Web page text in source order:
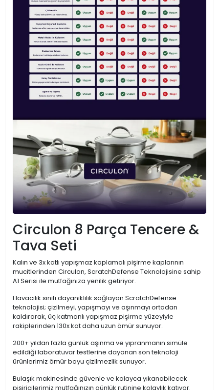
Circulon 8 Parça Tencere &
Tava Seti
Kalın ve 3x katlı yapışmaz kaplamalı pişirme kaplarının
mucitlerinden Circulon, ScratchDefense Teknolojisine sahip
A1 Serisi ile mutfağınıza yenilik getiriyor.
Havacılık sınıfı dayanıklılık sağlayan ScratchDefense
teknolojisi; çizilmeyi, yapışmayı ve aşınmayı ortadan
kaldırarak, üç katmanlı yapışmaz pişirme yüzeyiyle
rakiplerinden 130x kat daha uzun ömür sunuyor.
200+ yıldan fazla günlük aşınma ve yıpranmanın simüle
edildiği laboratuvar testlerine dayanan son teknoloji
ürünlerimiz ömür boyu çizilmezlik sunuyor.
Bulaşık makinesinde güvenle ve kolayca yıkanabilecek
pişiricilerimiz mutfağınızın günlük rutinine kolaylık katıyor.